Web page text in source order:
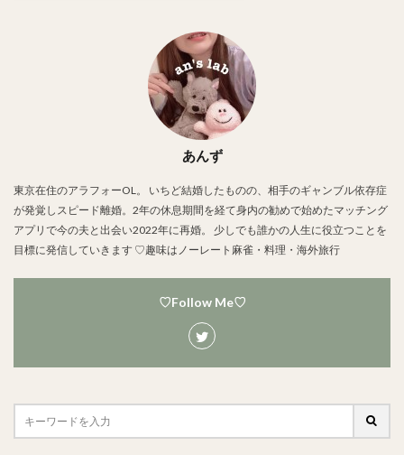
あんず
東京在住のアラフォーOL。 いちど結婚したものの、相手のギャンブル依存症
が発覚しスピード離婚。2年の休息期間を経て身内の勧めで始めたマッチング
アプリで今の夫と出会い2022年に再婚。 少しでも誰かの人生に役立つことを
目標に発信していきます ♡趣味はノーレート麻雀・料理・海外旅行
♡Follow Me♡